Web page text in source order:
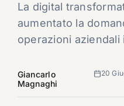
EVENTI
CHI SIAMO
La digital
aumentato la
operazioni
Giancarlo
Magnaghi
20